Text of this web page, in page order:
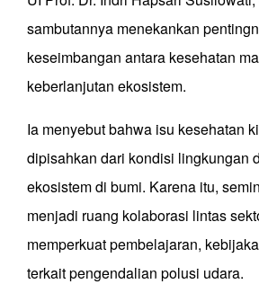
sambutannya menekankan
keseimbangan antara kesehatan
keberlanjutan ekosistem.
Ia menyebut bahwa isu kesehatan
dipisahkan dari kondisi lingkungan
ekosistem di bumi. Karena itu,
menjadi ruang kolaborasi lintas
memperkuat pembelajaran,
terkait pengendalian polusi udara.